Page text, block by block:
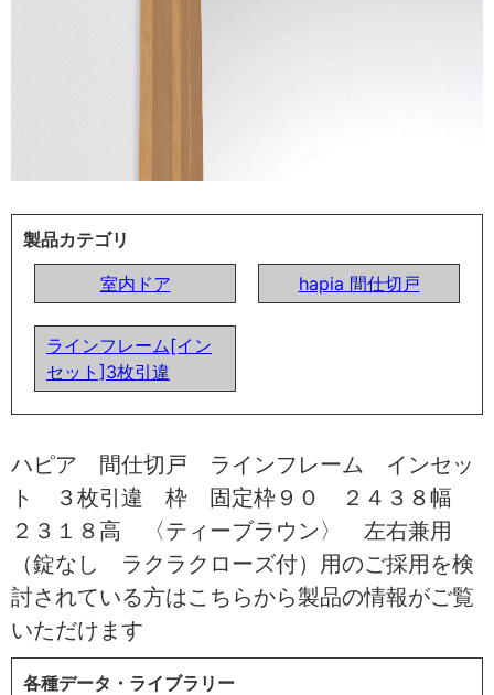
製品カテゴリ
室内ドア
hapia 間仕切戸
ラインフレーム[イン
セット]3枚引違
ハピア 間仕切戸 ラインフレーム インセッ
ト ３枚引違 枠 固定枠９０ ２４３８幅
２３１８高 〈ティーブラウン〉 左右兼用
（錠なし ラクラクローズ付）用のご採用を検
討されている方はこちらから製品の情報がご覧
いただけます
各種データ・ライブラリー